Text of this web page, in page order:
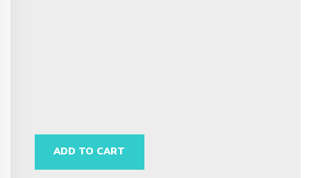
ADD TO CART